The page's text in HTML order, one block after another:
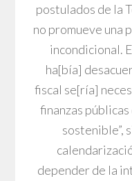
postulados de la
no promueve una
incondicional.
ha[bía]
fiscal se[ría]
finanzas
sostenible”,
depender de la